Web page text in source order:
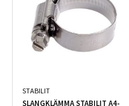
STABILIT
SLANGKLÄMMA STABILIT A4-